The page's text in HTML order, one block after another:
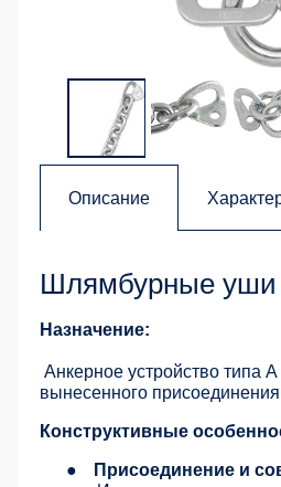
Описание
Шлямбурные уши
Назначение:
Анкерное устройство типа
вынесенного
Конструктивные
●
Присоединение и